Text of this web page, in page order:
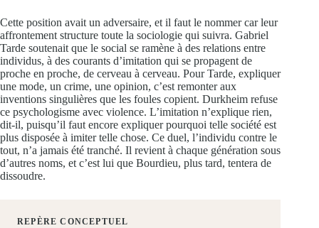
Cette position avait un adversaire, et il faut le nommer car leur
affrontement structure toute la sociologie qui suivra. Gabriel
Tarde soutenait que le social se ramène à des relations entre
individus, à des courants d’imitation qui se propagent de
proche en proche, de cerveau à cerveau. Pour Tarde, expliquer
une mode, un crime, une opinion, c’est remonter aux
inventions singulières que les foules copient. Durkheim refuse
ce psychologisme avec violence. L’imitation n’explique rien,
dit-il, puisqu’il faut encore expliquer pourquoi telle société est
plus disposée à imiter telle chose. Ce duel, l’individu contre le
tout, n’a jamais été tranché. Il revient à chaque génération sous
d’autres noms, et c’est lui que Bourdieu, plus tard, tentera de
dissoudre.
REPÈRE CONCEPTUEL